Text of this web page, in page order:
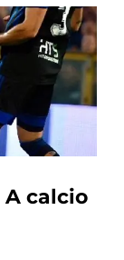
A calcio